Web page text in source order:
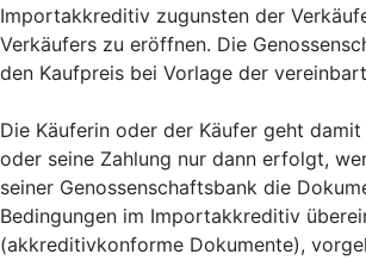
Importakkreditiv zugunsten der
Verkäufers zu eröffnen. Die
den Kaufpreis bei Vorlage der
Die Käuferin oder der Käufer geht
oder seine Zahlung nur dann erfolgt,
seiner Genossenschaftsbank die
Bedingungen im Importakkreditiv
(akkreditivkonforme Dokumente),